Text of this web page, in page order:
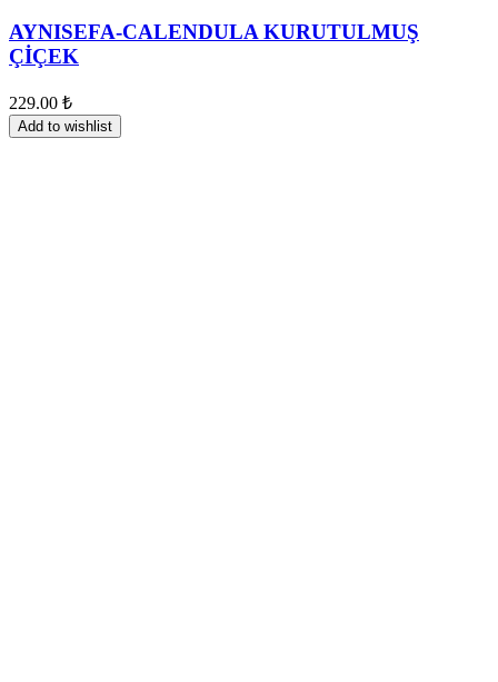
AYNISEFA-CALENDULA KURUTULMUŞ
ÇİÇEK
229.00 ₺
Add to wishlist